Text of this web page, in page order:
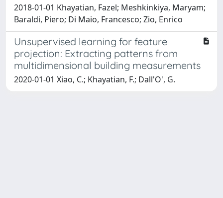
2018-01-01 Khayatian, Fazel; Meshkinkiya, Maryam;
Baraldi, Piero; Di Maio, Francesco; Zio, Enrico
Unsupervised learning for feature
projection: Extracting patterns from
multidimensional building measurements
2020-01-01 Xiao, C.; Khayatian, F.; Dall'O', G.